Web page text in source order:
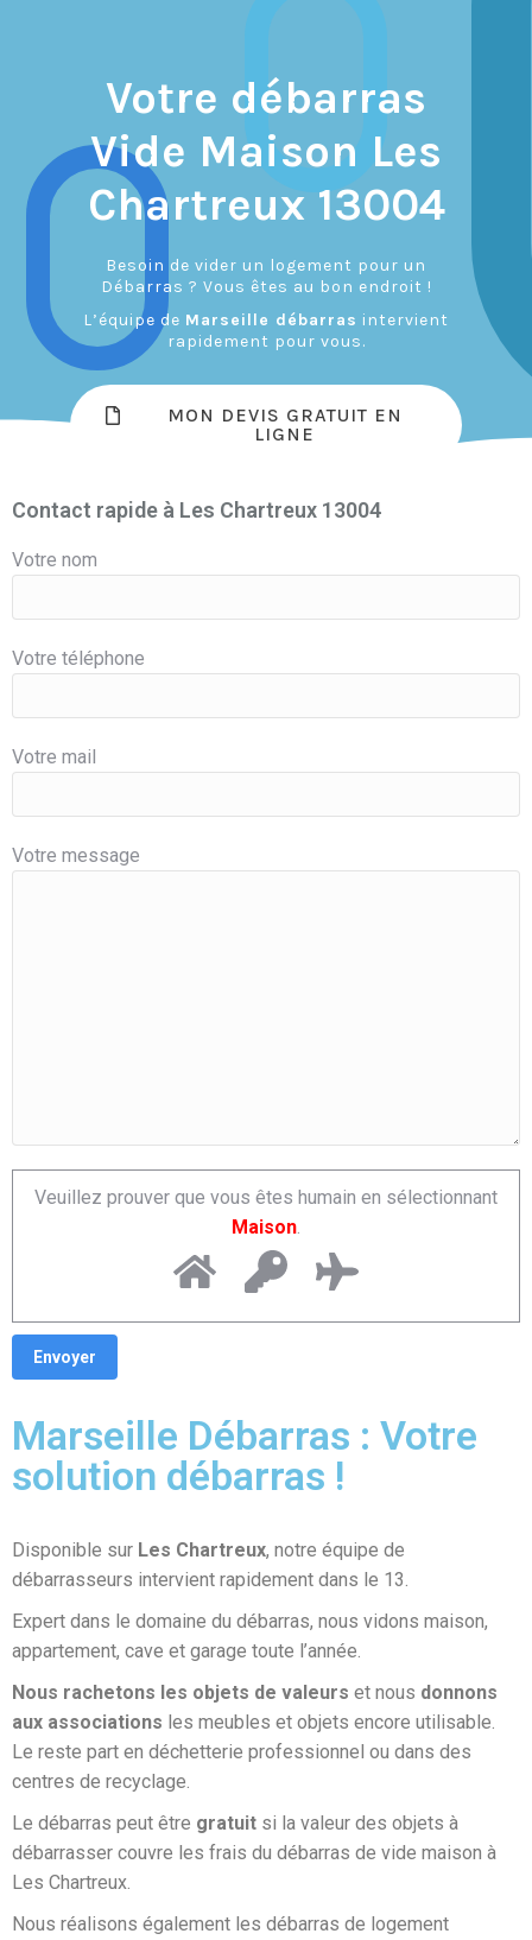
Votre débarras
Vide Maison Les
Chartreux 13004
Besoin de vider un logement pour un
Débarras ? Vous êtes au bon endroit !
L’équipe de Marseille débarras intervient
rapidement pour vous.
MON DEVIS GRATUIT EN
LIGNE
Contact rapide à Les Chartreux 13004
Votre nom
Votre téléphone
Votre mail
Votre message
Veuillez prouver que vous êtes humain en sélectionnant
Maison.
Marseille Débarras : Votre
solution débarras !
Disponible sur Les Chartreux, notre équipe de
débarrasseurs intervient rapidement dans le 13.
Expert dans le domaine du débarras, nous vidons maison,
appartement, cave et garage toute l’année.
Nous rachetons les objets de valeurs et nous donnons
aux associations les meubles et objets encore utilisable.
Le reste part en déchetterie professionnel ou dans des
centres de recyclage.
Le débarras peut être gratuit si la valeur des objets à
débarrasser couvre les frais du débarras de vide maison à
Les Chartreux.
Nous réalisons également les débarras de logement